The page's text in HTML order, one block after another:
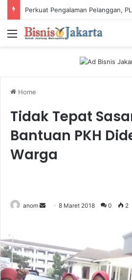
Menu
Home
Tidak Tepat
Bantuan PKH
Warga
anom
a
n
e
8 Maret 2018 0 2